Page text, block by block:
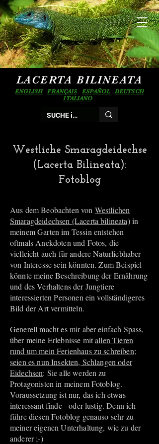
LACERTA BILINEATA
ENGLISH FRANÇAIS ESPAÑOL
DEUTSCH
ITALIANO
Westliche Smaragdeidechse
(Lacerta Bilineata):
Fotoblog
Aus dem Beobachten von Westlichen
Smaragdeidechsen (Lacerta bilineata)in
meinem Garten im Tessin entstehen
oftmals Anekdoten und Fotos, die
vielleicht auch für andere Naturliebhaber
von Interesse sein könnten. Zum Beispiel
könnte meine Beschreibung der Ernährung
und des Verhaltens der Jungtiere
interessierten Personen ein vollständigeres
Bild der Art vermitteln.
Generell macht es mir aber einfach Spass,
über meine Erlebnisse mitallen Tieren
rund um mein Ferienhaus zu schreiben;
seien es nun Insekten, Schlangen oder
Eidechsen: Sie alle werden zu
Protagonisten in meinem Fotoblog.
Voraussetzung ist nur, das ich etwas
interessant finde - oder lustig. Denn ich
führe diesen Fotoblog genauso sehr zu
meiner eigenen Unterhaltung, wie zu der
anderer ;-)